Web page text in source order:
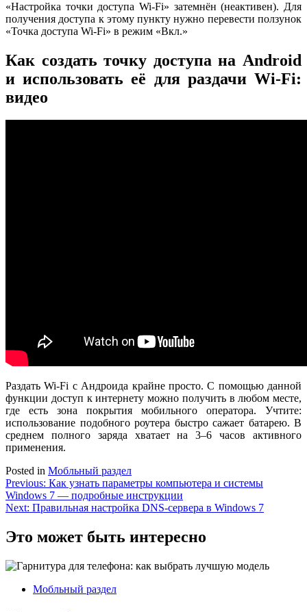
«Настройка точки доступа Wi-Fi» затемнён (неактивен). Для
получения доступа к этому пункту нужно перевести ползунок
«Точка доступа Wi-Fi» в режим «Вкл.»
Как создать точку доступа на Android
и использовать её для раздачи Wi-Fi:
видео
Раздать Wi-Fi с Андроида крайне просто. С помощью данной
функции доступ к интернету можно получить в любом месте,
где есть зона покрытия мобильного оператора. Учтите:
использование подобного роутера быстро сажает батарею. В
среднем полного заряда хватает на 3–6 часов активного
применения.
Posted in Мобльный раздел
Навигация
по
Previous: Как узнать параметры компьютера и системы
Windows 7 — подробные инструкции
Next: Правильная настройка DNS-сервера в Windows 7
Это может быть интересно
Мобльный раздел